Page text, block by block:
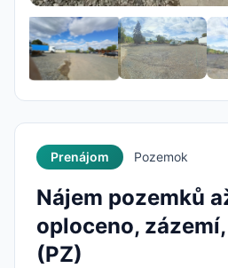
Prenájom Pozemok
Nájem pozemků
oploceno,
(PZ)